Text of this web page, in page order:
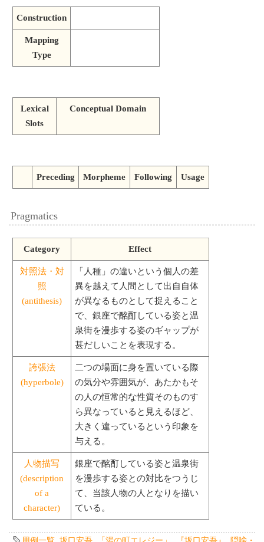
Construction
Mapping
Type
Lexical
Slots
Conceptual Domain
Preceding Morpheme Following Usage
Pragmatics
Category Effect
対照法・対
照
(antithesis)
「人種」の違いという個人の差
異を越えて人間として出自自体
が異なるものとして捉えること
で、銀座で酩酊している姿と温
泉街を漫歩する姿のギャップが
甚だしいことを表現する。
誇張法
(hyperbole)
二つの場面に身を置いている際
の気分や雰囲気が、あたかもそ
の人の恒常的な性質そのものす
ら異なっていると見えるほど、
大きく違っているという印象を
与える。
人物描写
(description
of a
character)
銀座で酩酊している姿と温泉街
を漫歩する姿との対比をつうじ
て、当該人物の人となりを描い
ている。
用例一覧 坂口安吾 「湯の町エレジー」 『坂口安吾』 隠喩・